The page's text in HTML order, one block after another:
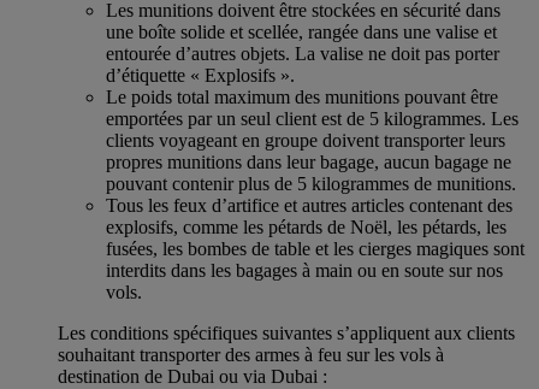
Les munitions doivent être stockées en sécurité dans
une boîte solide et scellée, rangée dans une valise et
entourée d’autres objets. La valise ne doit pas porter
d’étiquette « Explosifs ».
Le poids total maximum des munitions pouvant être
emportées par un seul client est de 5 kilogrammes. Les
clients voyageant en groupe doivent transporter leurs
propres munitions dans leur bagage, aucun bagage ne
pouvant contenir plus de 5 kilogrammes de munitions.
Tous les feux d’artifice et autres articles contenant des
explosifs, comme les pétards de Noël, les pétards, les
fusées, les bombes de table et les cierges magiques sont
interdits dans les bagages à main ou en soute sur nos
vols.
Les conditions spécifiques suivantes s’appliquent aux clients
souhaitant transporter des armes à feu sur les vols à
destination de Dubai ou via Dubai :